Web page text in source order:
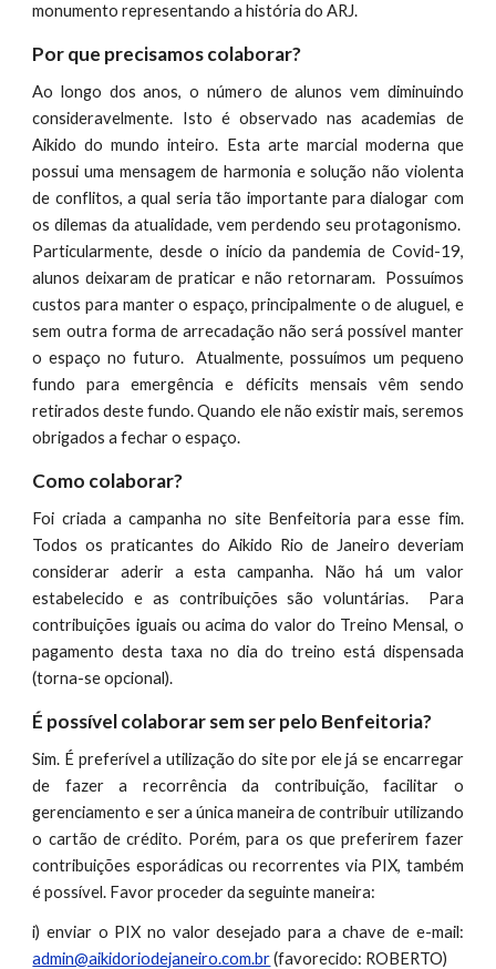
monumento representando a história do ARJ.
Por que precisamos colaborar?
Ao longo dos anos, o número de alunos vem diminuindo
consideravelmente. Isto é observado nas academias de
Aikido do mundo inteiro. Esta arte marcial moderna que
possui uma mensagem de harmonia e solução não violenta
de conflitos, a qual seria tão importante para dialogar com
os dilemas da atualidade, vem perdendo seu protagonismo.
Particularmente, desde o início da pandemia de Covid-19,
alunos deixaram de praticar e não retornaram. Possuímos
custos para manter o espaço, principalmente o de aluguel, e
sem outra forma de arrecadação não será possível manter
o espaço no futuro. Atualmente, possuímos um pequeno
fundo para emergência e déficits mensais vêm sendo
retirados deste fundo. Quando ele não existir mais, seremos
obrigados a fechar o espaço.
Como colaborar?
Foi criada a campanha no site Benfeitoria para esse fim.
Todos os praticantes do Aikido Rio de Janeiro deveriam
considerar aderir a esta campanha. Não há um valor
estabelecido e as contribuições são voluntárias. Para
contribuições iguais ou acima do valor do Treino Mensal, o
pagamento desta taxa no dia do treino está dispensada
(torna-se opcional).
É possível colaborar sem ser pelo Benfeitoria?
Sim. É preferível a utilização do site por ele já se encarregar
de fazer a recorrência da contribuição, facilitar o
gerenciamento e ser a única maneira de contribuir utilizando
o cartão de crédito. Porém, para os que preferirem fazer
contribuições esporádicas ou recorrentes via PIX, também
é possível. Favor proceder da seguinte maneira:
i) enviar o PIX no valor desejado para a chave de e-mail:
admin@aikidoriodejaneiro.com.br(favorecido: ROBERTO)